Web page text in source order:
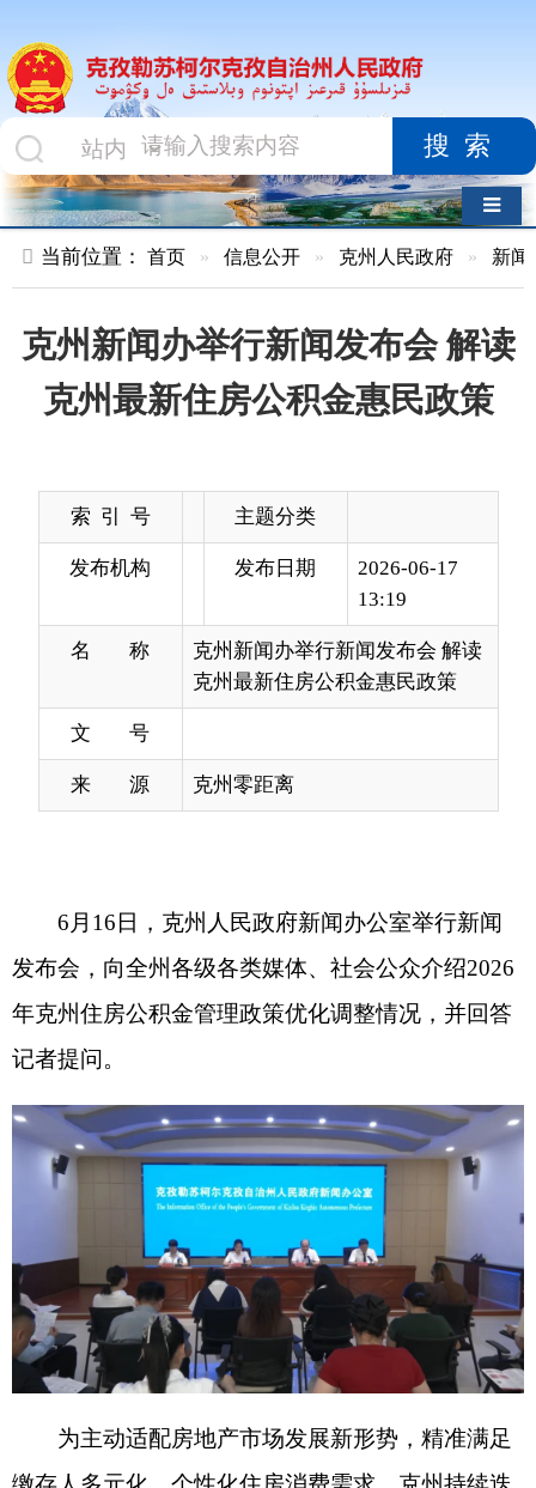
搜索
当前位置： 首页 信息公开 » 克州人民政府 » 新闻发布会
克州新闻办举行新闻发布会 解读
克州最新住房公积金惠民政策
名 称 克州新闻办举行新闻发布会 解读
克州最新住房公积金惠民政策
来 源 克州零距离
日，克州人民政府新闻办公室举行新闻
发布会，向全州各级各类媒体、社会公众介绍2026
为主动适配房地产市场发展新形势，精准满足
缴存人多元化、个性化住房消费需求，克州持续迭
代优化住房公积金惠民政策。2025年8 月，克州住
房公积金管理中心出台六条措施，切实降低群众购
房置业门槛、提振住房消费信心。2026年3月，在
原有政策基础上再次升级，推出八项配套补充措
施，进一步拓宽政策覆盖范围、提升民生保障力